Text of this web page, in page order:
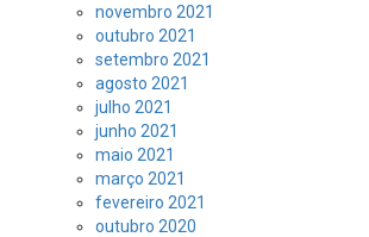
novembro 2021
outubro 2021
setembro 2021
agosto 2021
julho 2021
junho 2021
maio 2021
março 2021
fevereiro 2021
outubro 2020